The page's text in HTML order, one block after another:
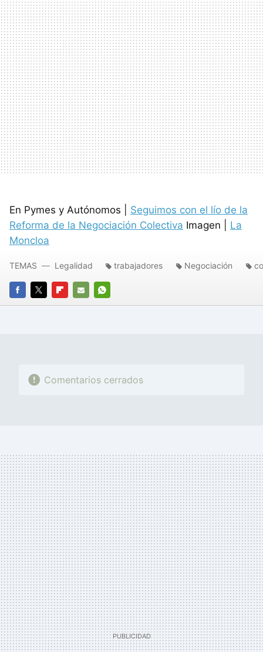
En Pymes y Autónomos | Seguimos con el lío de la
Reforma de la Negociación Colectiva Imagen | La
Moncloa
FACEBOOK
TWITTERFLIPBOARD
E-
WHATSAPP
TEMAS Legalidad trabajadores Negociación
Comentarios cerrados